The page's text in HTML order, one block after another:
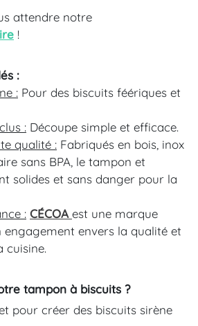
attendre notre
!
:
: Pour des biscuits féériques et
: Découpe simple et efficace.
qualité : Fabriqués en bois, inox
sans BPA, le tampon et
solides et sans danger pour la
: CÉCOA est une marque
engagement envers la qualité et
cuisine.
tampon à biscuits ?
pour créer des biscuits sirène